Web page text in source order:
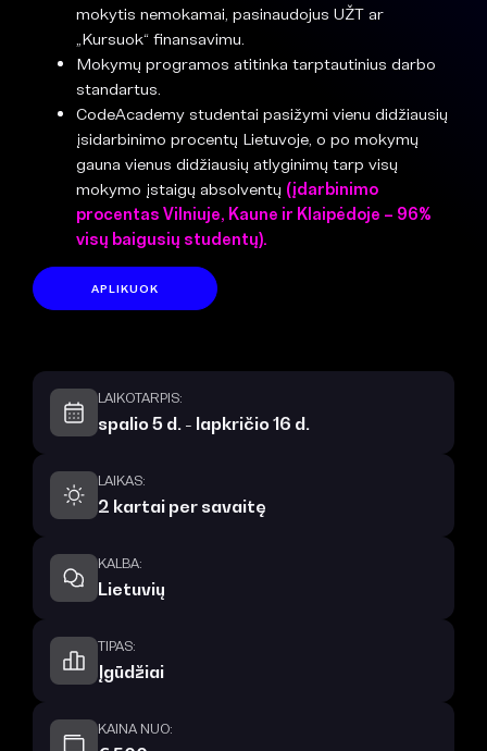
mokytis nemokamai, pasinaudojus UŽT ar
„Kursuok“ finansavimu.
Mokymų programos atitinka tarptautinius darbo
standartus.
CodeAcademy studentai pasižymi vienu didžiausių
įsidarbinimo procentų Lietuvoje, o po mokymų
gauna vienus didžiausių atlyginimų tarp visų
mokymo įstaigų absolventų (įdarbinimo
procentas Vilniuje, Kaune ir Klaipėdoje – 96%
visų baigusių studentų).
APLIKUOK
LAIKOTARPIS:
spalio 5 d. - lapkričio 16 d.
LAIKAS:
2 kartai per savaitę
KALBA:
Lietuvių
TIPAS:
Įgūdžiai
KAINA NUO: